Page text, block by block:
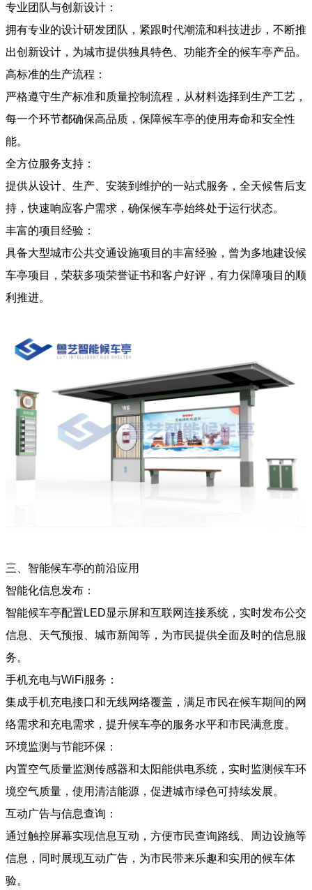
专业团队与创新设计：
拥有专业的设计研发团队，紧跟时代潮流和科技进步，不断推
出创新设计，为城市提供独具特色、功能齐全的候车亭产品。
高标准的生产流程：
严格遵守生产标准和质量控制流程，从材料选择到生产工艺，
每一个环节都确保高品质，保障候车亭的使用寿命和安全性
能。
全方位服务支持：
提供从设计、生产、安装到维护的一站式服务，全天候售后支
持，快速响应客户需求，确保候车亭始终处于运行状态。
丰富的项目经验：
具备大型城市公共交通设施项目的丰富经验，曾为多地建设候
车亭项目，荣获多项荣誉证书和客户好评，有力保障项目的顺
利推进。
三、智能候车亭的前沿应用
智能化信息发布：
智能候车亭配置LED显示屏和互联网连接系统，实时发布公交
信息、天气预报、城市新闻等，为市民提供全面及时的信息服
务。
手机充电与WiFi服务：
集成手机充电接口和无线网络覆盖，满足市民在候车期间的网
络需求和充电需求，提升候车亭的服务水平和市民满意度。
环境监测与节能环保：
内置空气质量监测传感器和太阳能供电系统，实时监测候车环
境空气质量，使用清洁能源，促进城市绿色可持续发展。
互动广告与信息查询：
通过触控屏幕实现信息互动，方便市民查询路线、周边设施等
信息，同时展现互动广告，为市民带来乐趣和实用的候车体
验。